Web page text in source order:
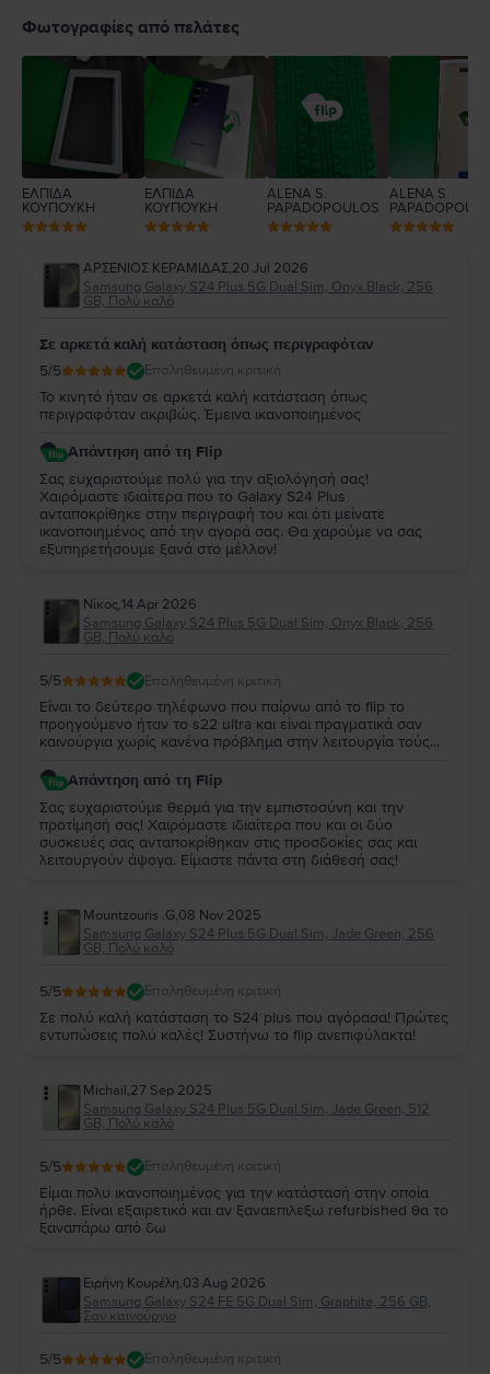
4
Φωτογραφίες από πελάτες
ΕΛΠΙΔΑ
ΚΟΥΠΟΥΚΗ
ΕΛΠΙΔΑ
ΚΟΥΠΟΥΚΗ
ALENA S.
PAPADOPOULOS
ALENA S.
ΑΡΣΕΝΙΟΣ ΚΕΡΑΜΙΔΑΣ,20 Jul 2026
Samsung Galaxy S24 Plus 5G Dual Sim, Onyx Black, 256
GB, Πολύ καλό
Σε αρκετά καλή κατάσταση όπως περιγραφόταν
5/5 Επαληθευμένη κριτική
Το κινητό ήταν σε αρκετά καλή κατάσταση όπως
περιγραφόταν ακριβώς. Έμεινα ικανοποιημένος
Απάντηση από τη Flip
Σας ευχαριστούμε πολύ για την αξιολόγησή σας!
Χαιρόμαστε ιδιαίτερα που το Galaxy S24 Plus
ανταποκρίθηκε στην περιγραφή του και ότι μείνατε
ικανοποιημένος από την αγορά σας. Θα χαρούμε να σας
εξυπηρετήσουμε ξανά στο μέλλον!
Νίκος,14 Apr 2026
Samsung Galaxy S24 Plus 5G Dual Sim, Onyx Black, 256
GB, Πολύ καλό
5/5 Επαληθευμένη κριτική
Είναι το δεύτερο τηλέφωνο που παίρνω από το flip το
προηγούμενο ήταν το s22 ultra και είναι πραγματικά σαν
καινούργια χωρίς κανένα πρόβλημα στην λειτουργία τούς...
Απάντηση από τη Flip
Σας ευχαριστούμε θερμά για την εμπιστοσύνη και την
προτίμησή σας! Χαιρόμαστε ιδιαίτερα που και οι δύο
συσκευές σας ανταποκρίθηκαν στις προσδοκίες σας και
λειτουργούν άψογα. Είμαστε πάντα στη διάθεσή σας!
Mountzouris .G,08 Nov 2025
Samsung Galaxy S24 Plus 5G Dual Sim, Jade Green, 256
GB, Πολύ καλό
5/5 Επαληθευμένη κριτική
Σε πολύ καλή κατάσταση το S24 plus που αγόρασα! Πρώτες
εντυπώσεις πολύ καλές! Συστήνω το flip ανεπιφύλακτα!
Michail,27 Sep 2025
Samsung Galaxy S24 Plus 5G Dual Sim, Jade Green, 512
GB, Πολύ καλό
5/5 Επαληθευμένη κριτική
Είμαι πολυ ικανοποιημένος για την κατάστασή στην οποία
ήρθε. Είναι εξαιρετικό και αν ξαναεπιλεξω refurbished θα το
ξαναπάρω από δω
Ειρήνη Κουρέλη,03 Aug 2026
Samsung Galaxy S24 FE 5G Dual Sim, Graphite, 256 GB,
Σαν καινούργιο
5/5 Επαληθευμένη κριτική